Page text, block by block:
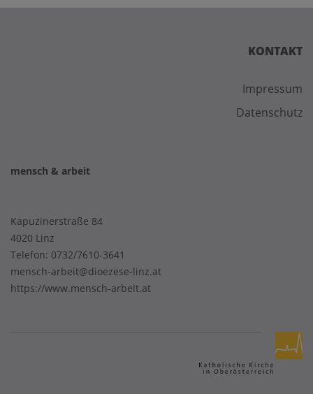
KONTAKT
Impressum
Datenschutz
mensch & arbeit
Kapuzinerstraße 84
4020 Linz
Telefon: 0732/7610-3641
mensch-arbeit@dioezese-linz.at
https://www.mensch-arbeit.at